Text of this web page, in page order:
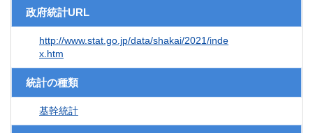
政府統計URL
http://www.stat.go.jp/data/shakai/2021/inde
x.htm
統計の種類
基幹統計